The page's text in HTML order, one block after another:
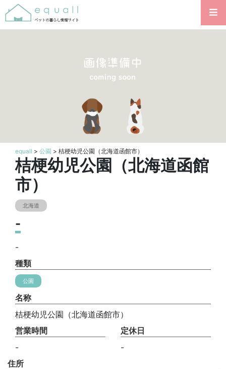
equall > 公園 > 桔梗幼児公園（北海道函館市）
桔梗幼児公園（北海道函館
市）
北海道
-
-
種類
公園
名称
桔梗幼児公園（北海道函館市）
営業時間
-
定休日
-
住所